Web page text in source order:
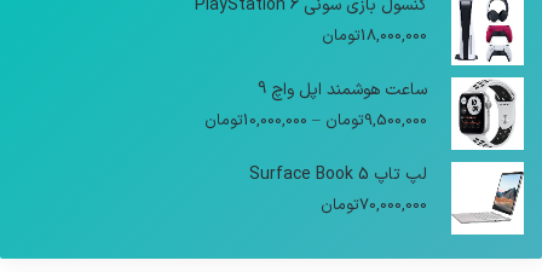
کنسول بازی سونی PlayStation 6
18,000,000تومان
ساعت هوشمند اپل واچ 9
9,500,000تومان –
10,000,000تومان
لپ تاپ Surface Book 5
70,000,000تومان